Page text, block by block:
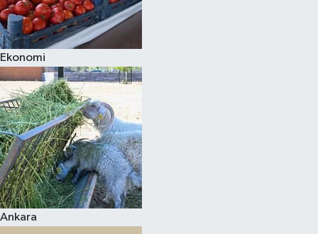
Ekonomi
Ankara